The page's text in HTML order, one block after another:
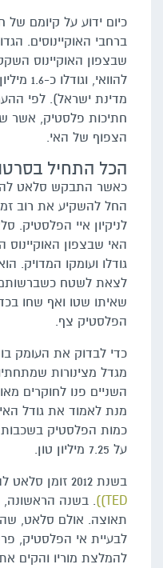
כיום ידוע על קיומם
ברחבי האוקיינוסים.
שבצפון האוקיינוס
חתיכות פלסטיק, אשר
הצפוף של האי.
הכל התחיל
כאשר התבקש סלאט
החל להשקיע את רוב
לניקיון איי הפלסטיק.
האי שבצפון האוקיינוס
גודלו ועומקו המדויק.
לצאת לשטח כשברשותם
שאיתו שטו ואף שחו
הפלסטיק צף.
כדי לבדוק את העומק
מגדל מצינורות
השניים פנו לחוקרים
מנת לאמוד את גודל
על 7.25 מיליון טון.
בשנת 2012 זומן סלאט להציג על מחקרו
TED))
. בשנה
תאוצה. אולם סלאט,
לבעיית אי הפלסטיק,
להמלצת מוריו והקים את